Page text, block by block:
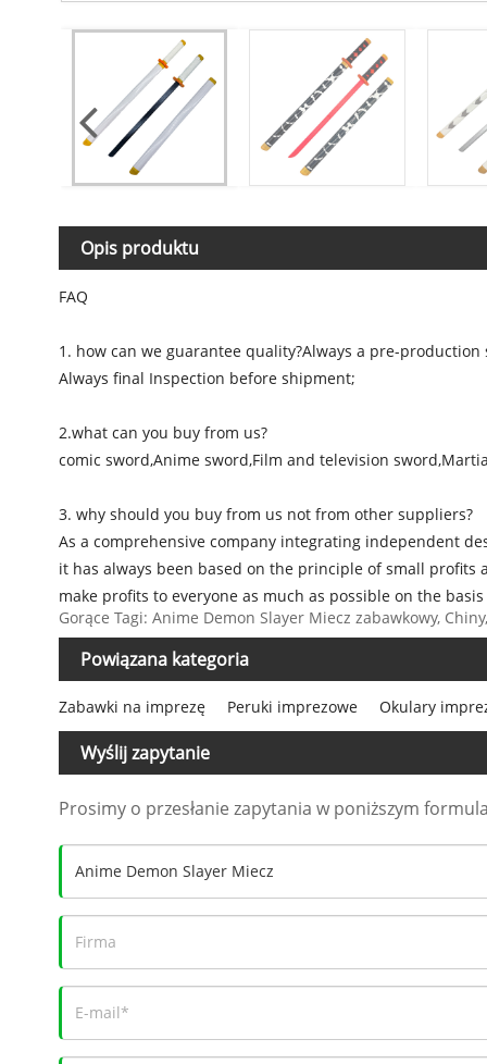
Opis produktu
FAQ
1. how can we guarantee quality?Always a pre-
Always final Inspection before shipment;
2.what can you buy from us?
comic sword,Anime sword,Film and television
3. why should you buy from us not from other suppliers?
As a comprehensive company integrating independent
it has always been based on the principle of small
make profits to everyone as much as possible on the
Gorące Tagi: Anime Demon Slayer Miecz zabawkowy,
Powiązana kategoria
Zabawki na imprezę Peruki imprezowe Okulary
Wyślij zapytanie
Prosimy o przesłanie zapytania w poniższym